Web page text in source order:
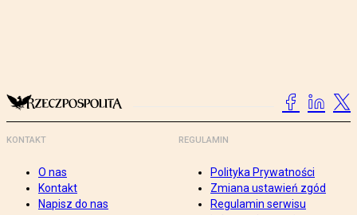
KONTAKT
O nas
Kontakt
Napisz do nas
REGULAMIN
Polityka Prywatności
Zmiana ustawień zgód
Regulamin serwisu